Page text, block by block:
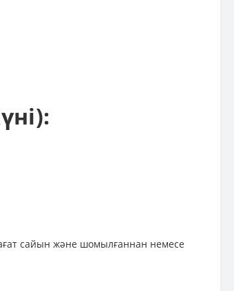
сайын және шомылғаннан немесе